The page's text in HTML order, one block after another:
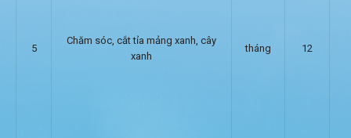
5
Chăm sóc, cắt tỉa mảng xanh, cây
xanh
tháng 12